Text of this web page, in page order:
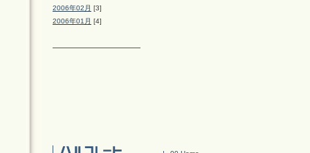
2006年02月 [3]
2006年01月 [4]